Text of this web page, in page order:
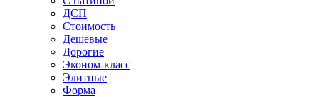
ДСП
Стоимость
Дешевые
Дорогие
Эконом-класс
Элитные
Форма